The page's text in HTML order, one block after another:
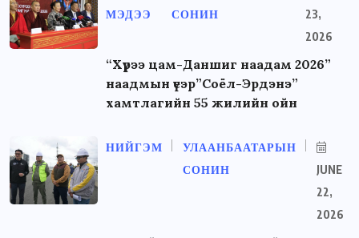
МЭДЭЭ
СОНИН
23,
2026
“Хүрээ цам-Даншиг наадам 2026”
наадмын үеэр”Соёл-Эрдэнэ”
хамтлагийн 55 жилийн ойн
НИЙГЭМ
УЛААНБААТАРЫН
СОНИН
JUNE
22,
2026